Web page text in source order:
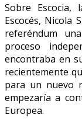
Sobre Escocia,
Escocés, Nicola
referéndum
proceso
encontraba en
recientemente
para un nuevo
empezaría a
Europea.